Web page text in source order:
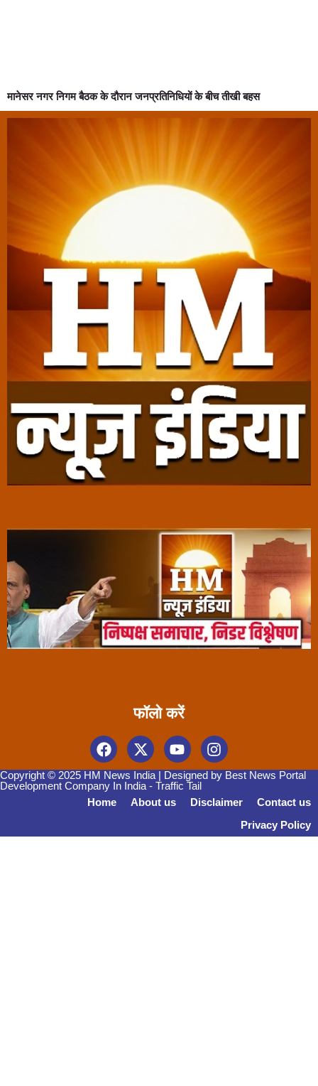
मानेसर नगर निगम बैठक के दौरान जनप्रतिनिधियों के बीच तीखी बहस
फॉलो करें
Copyright © 2025 HM News India | Designed by Best News Portal
Development Company In India - Traffic Tail
Home
About us Disclaimer
Contact us
Privacy Policy